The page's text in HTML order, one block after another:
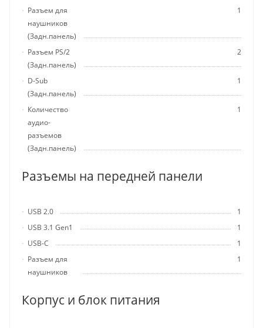
Разъем для
наушников
(Задн.панель)
1
Разъем PS/2
(Задн.панель)
2
D-Sub
(Задн.панель)
1
Количество
аудио-
разъемов
(Задн.панель)
1
Разъемы на передней панели
USB 2.0
1
USB 3.1 Gen1
1
USB-C
1
Разъем для
наушников
1
Корпус и блок питания